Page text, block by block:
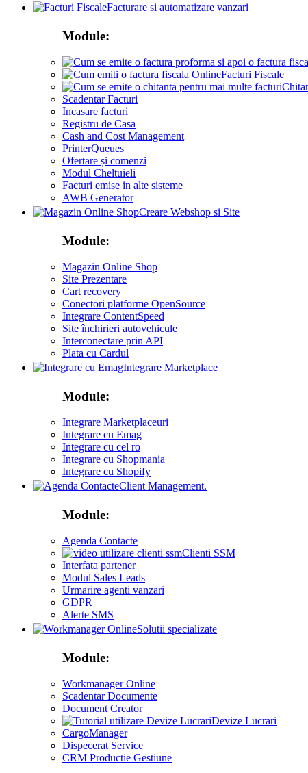
Facturare si automatizare vanzari
Module:
Facturi Fiscale
Scadentar Facturi
Incasare facturi
Registru de Casa
Cash and Cost Management
PrinterQueues
Ofertare și comenzi
Modul Cheltuieli
Facturi emise in alte sisteme
AWB Generator
Creare Webshop si Site
Module:
Magazin Online Shop
Site Prezentare
Cart recovery
Conectori platforme OpenSource
Integrare ContentSpeed
Site închirieri autovehicule
Interconectare prin API
Plata cu Cardul
Integrare Marketplace
Module:
Integrare Marketplaceuri
Integrare cu Emag
Integrare cu cel ro
Integrare cu Shopmania
Integrare cu Shopify
Client Management.
Module:
Agenda Contacte
Clienti SSM
Interfata partener
Modul Sales Leads
Urmarire agenti vanzari
GDPR
Alerte SMS
Solutii specializate
Module:
Workmanager Online
Scadentar Documente
Document Creator
Devize Lucrari
CargoManager
Dispecerat Service
CRM Productie Gestiune